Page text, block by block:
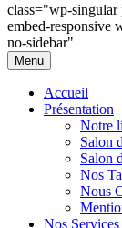
class="wp-singular
embed-responsive
no-sidebar"
Aller
au
contenu
Menu
Accueil
Présentation
Notre
Salon
Salon
Nos
Nous
Nos Services